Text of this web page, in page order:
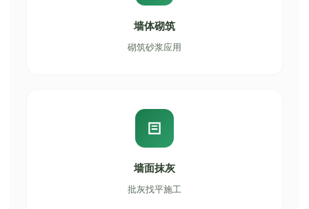
墙体砌筑
砌筑砂浆应用
墙面抹灰
批灰找平施工